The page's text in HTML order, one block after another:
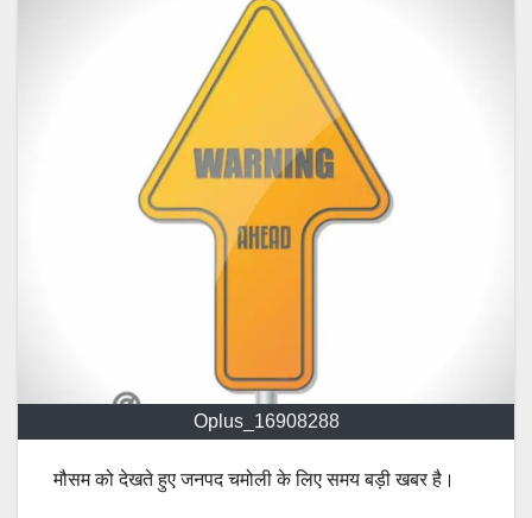
Oplus_16908288
मौसम को देखते हुए जनपद चमोली के लिए समय बड़ी खबर है।